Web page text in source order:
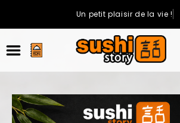
Un petit plaisir de la vie !